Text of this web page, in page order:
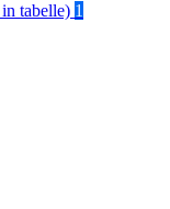
tabelle) 1